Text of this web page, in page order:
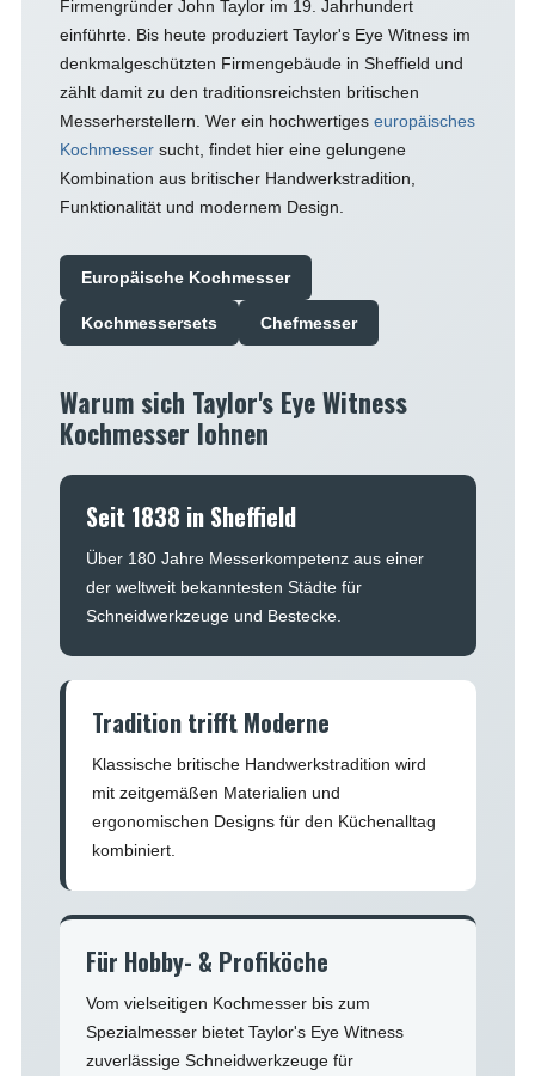
Firmengründer John Taylor im 19. Jahrhundert
einführte. Bis heute produziert Taylor's Eye Witness im
denkmalgeschützten Firmengebäude in Sheffield und
zählt damit zu den traditionsreichsten britischen
Messerherstellern. Wer ein hochwertiges europäisches
Kochmessersucht, findet hier eine gelungene
Kombination aus britischer Handwerkstradition,
Funktionalität und modernem Design.
Europäische Kochmesser
Kochmessersets Chefmesser
Warum sich Taylor's Eye Witness
Kochmesser lohnen
Seit 1838 in Sheffield
Über 180 Jahre Messerkompetenz aus einer
der weltweit bekanntesten Städte für
Schneidwerkzeuge und Bestecke.
Tradition trifft Moderne
Klassische britische Handwerkstradition wird
mit zeitgemäßen Materialien und
ergonomischen Designs für den Küchenalltag
kombiniert.
Für Hobby- & Profiköche
Vom vielseitigen Kochmesser bis zum
Spezialmesser bietet Taylor's Eye Witness
zuverlässige Schneidwerkzeuge für